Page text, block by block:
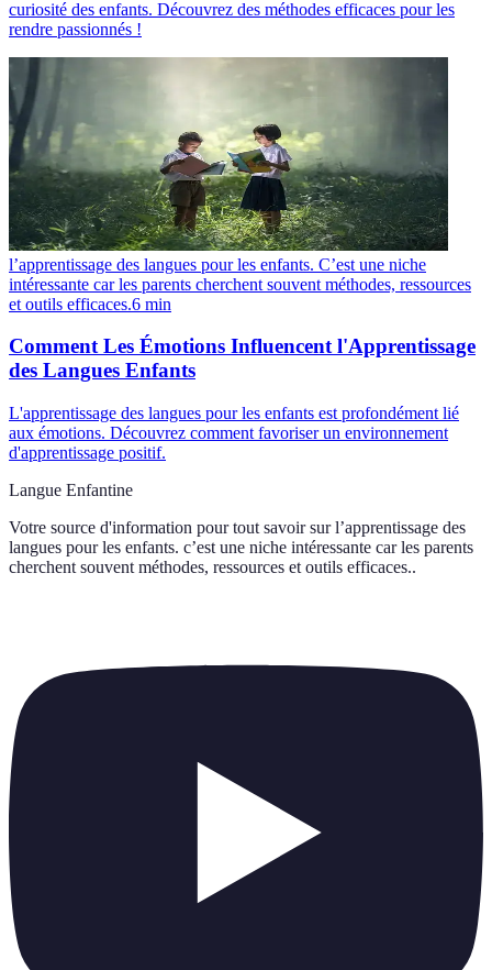
curiosité des enfants. Découvrez des méthodes efficaces pour les
rendre passionnés !
l’apprentissage des langues pour les enfants. C’est une niche
intéressante car les parents cherchent souvent méthodes, ressources
et outils efficaces.6 min
Comment Les Émotions Influencent l'Apprentissage
des Langues Enfants
L'apprentissage des langues pour les enfants est profondément lié
aux émotions. Découvrez comment favoriser un environnement
d'apprentissage positif.
Langue Enfantine
Votre source d'information pour tout savoir sur l’apprentissage des
langues pour les enfants. c’est une niche intéressante car les parents
cherchent souvent méthodes, ressources et outils efficaces..